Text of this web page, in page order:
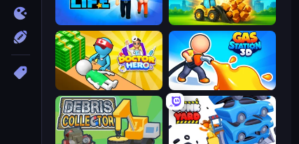
Boomdozer
Prison Life
Gas Station 3D
Doctor Hero